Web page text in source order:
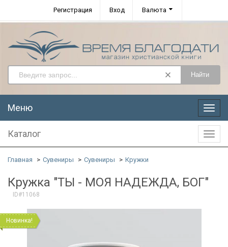
Регистрация Вход Валюта
Найти
Меню
Меню
Каталог
Главная Сувениры Сувениры Кружки
Кружка "ТЫ - МОЯ НАДЕЖДА, БОГ"
ID#11068
Новинка!